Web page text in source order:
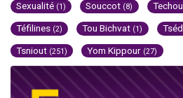
Sexualité (1) Souccot (8)
Téfilines (2) Tou Bichvat (1)
Tsniout (251) Yom Kippour (27)